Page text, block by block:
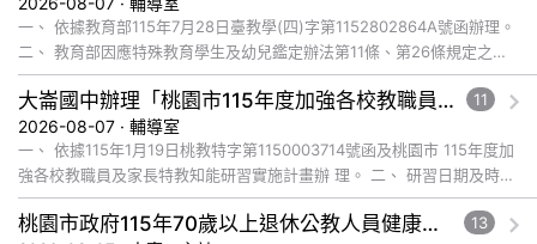
一、 依據教育部115年7月28日臺教學(四)字第1152802864A號函辦理。
二、 教育部因應特殊教育學生及幼兒鑑定辦法第11條、第26條規定之修
正，為協助各教育階段教師、學生、家長及主管機關... 觀看完整文章
大崙國中辦理「桃園市115年度加強各校教職員及家長特教知能研習」，鼓勵教師、特教助理員、家長踴躍報名參加 11
2026-08-07 · 輔導室
一、 依據115年1月19日桃教特字第1150003714號函及桃園市 115年度加
強各校教職員及家長特教知能研習實施計畫辦 理。 二、 研習日期及時
間：115年8月28日(五)上午9:00-12:... 觀看完整文章
桃園市政府115年70歲以上退休公教人員健康講座「吃得安心，動得舒心」，歡迎退休同仁踴躍參加 13